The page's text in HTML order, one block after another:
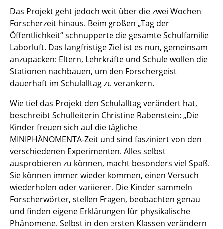
Das Projekt geht jedoch weit über die zwei Wochen
Forscherzeit hinaus. Beim großen „Tag der
Öffentlichkeit“ schnupperte die gesamte Schulfamilie
Laborluft. Das langfristige Ziel ist es nun, gemeinsam
anzupacken: Eltern, Lehrkräfte und Schule wollen die
Stationen nachbauen, um den Forschergeist
dauerhaft im Schulalltag zu verankern.
Wie tief das Projekt den Schulalltag verändert hat,
beschreibt Schulleiterin Christine Rabenstein: „Die
Kinder freuen sich auf die tägliche
MINIPHÄNOMENTA-Zeit und sind fasziniert von den
verschiedenen Experimenten. Alles selbst
ausprobieren zu können, macht besonders viel Spaß.
Sie können immer wieder kommen, einen Versuch
wiederholen oder variieren. Die Kinder sammeln
Forscherwörter, stellen Fragen, beobachten genau
und finden eigene Erklärungen für physikalische
Phänomene. Selbst in den ersten Klassen verändern